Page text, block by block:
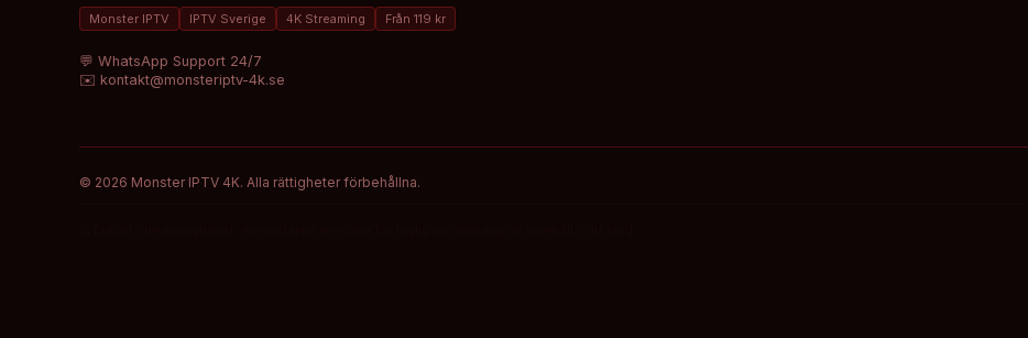
Monster IPTV IPTV Sverige 4K Streaming Från 119 kr
💬 WhatsApp Support 24/7
✉️ kontakt@monsteriptv-4k.se
© 2026 Monster IPTV 4K. Alla rättigheter förbehållna.